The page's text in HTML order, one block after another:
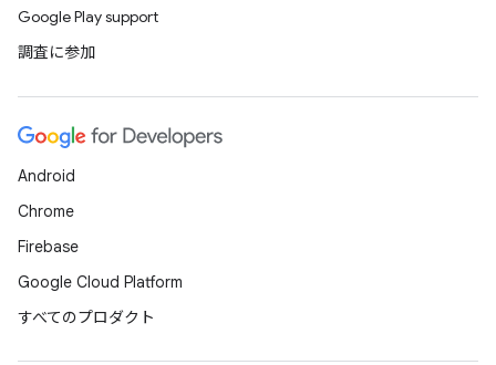
Google Play support
調査に参加
Android
Chrome
Firebase
Google Cloud Platform
すべてのプロダクト